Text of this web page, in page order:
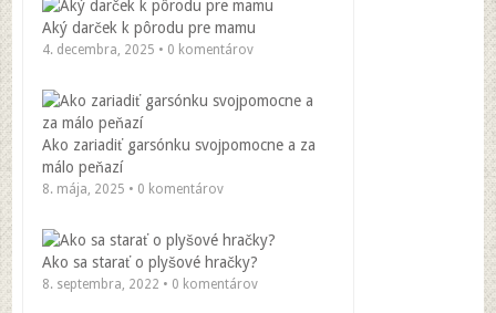
Aký darček k pôrodu pre mamu
4. decembra, 2025 • 0 komentárov
Ako zariadiť garsónku svojpomocne a za
málo peňazí
8. mája, 2025 • 0 komentárov
Ako sa starať o plyšové hračky?
8. septembra, 2022 • 0 komentárov